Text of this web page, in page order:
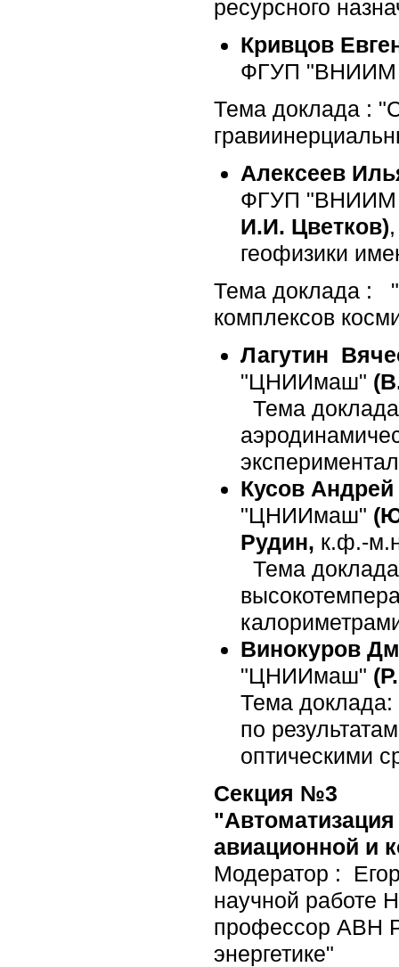
ресурсного
Кривцов
ФГУП "ВНИИМ
Тема доклада :
Алексеев
ФГУП "ВНИИМ
И.И. Цветков)
геофизики
Тема доклада :
комплексов
Лагутин
"ЦНИИмаш"
Тема
Кусов
"ЦНИИмаш"
Рудин, к.ф.-
Тема
Винокуров
"ЦНИИмаш"
Тема доклада:
по
оптическими
Секция №3
авиационной и
Модератор :
научной работе
профессор АВН
энергетике"